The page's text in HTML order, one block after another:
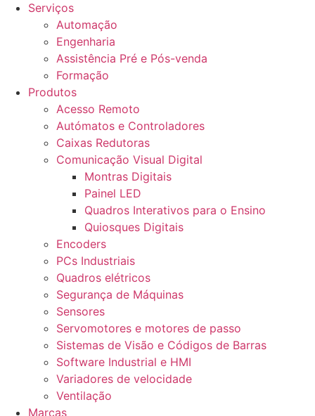
Serviços
Automação
Engenharia
Assistência Pré e Pós-venda
Formação
Produtos
Acesso Remoto
Autómatos e Controladores
Caixas Redutoras
Comunicação Visual Digital
Montras Digitais
Painel LED
Quadros Interativos para o Ensino
Quiosques Digitais
Encoders
PCs Industriais
Quadros elétricos
Segurança de Máquinas
Sensores
Servomotores e motores de passo
Sistemas de Visão e Códigos de Barras
Software Industrial e HMI
Variadores de velocidade
Ventilação
Marcas